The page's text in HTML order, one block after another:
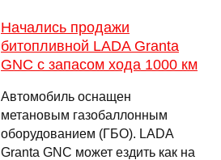
Начались продажи
битопливной LADA Granta
GNC с запасом хода 1000 км
Автомобиль оснащен
метановым газобаллонным
оборудованием (ГБО). LADA
Granta GNC может ездить как на